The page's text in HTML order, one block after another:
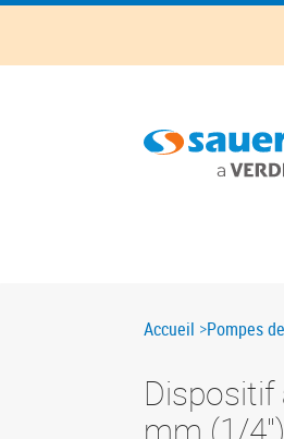
Skip
main
Breadcrumb
Accueil Pompes
mm (1/4'')